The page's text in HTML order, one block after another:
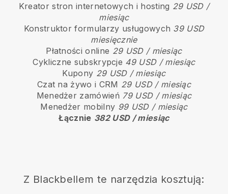
Kreator stron internetowych i hosting 29 USD /
miesiąc
Konstruktor formularzy usługowych 39 USD
miesięcznie
Płatności online 29 USD / miesiąc
Cykliczne subskrypcje 49 USD / miesiąc
Kupony 29 USD / miesiąc
Czat na żywo i CRM 29 USD / miesiąc
Menedżer zamówień 79 USD / miesiąc
Menedżer mobilny 99 USD / miesiąc
Łącznie 382 USD / miesiąc
Z Blackbellem te narzędzia kosztują: